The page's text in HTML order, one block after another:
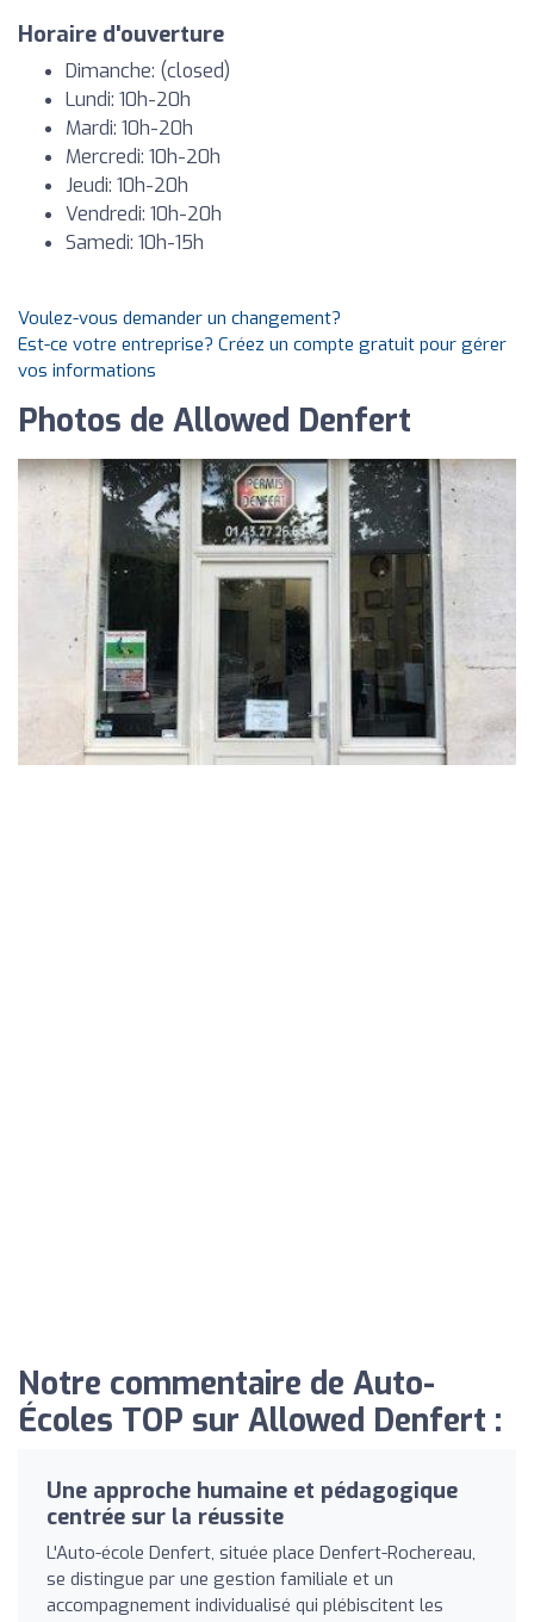
Horaire d'ouverture
Dimanche: (closed)
Lundi: 10h-20h
Mardi: 10h-20h
Mercredi: 10h-20h
Jeudi: 10h-20h
Vendredi: 10h-20h
Samedi: 10h-15h
Voulez-vous demander un changement?
Est-ce votre entreprise? Créez un compte gratuit pour gérer
vos informations
Photos de Allowed Denfert
Notre commentaire de Auto-
Écoles TOP sur Allowed Denfert :
Une approche humaine et pédagogique
centrée sur la réussite
L'Auto-école Denfert, située place Denfert-Rochereau,
se distingue par une gestion familiale et un
accompagnement individualisé qui plébiscitent les